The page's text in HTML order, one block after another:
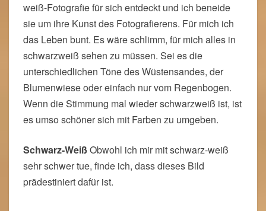
weiß-Fotografie für sich entdeckt und ich beneide
sie um ihre Kunst des Fotografierens. Für mich ich
das Leben bunt. Es wäre schlimm, für mich alles in
schwarzweiß sehen zu müssen. Sei es die
unterschiedlichen Töne des Wüstensandes, der
Blumenwiese oder einfach nur vom Regenbogen.
Wenn die Stimmung mal wieder schwarzweiß ist, ist
es umso schöner sich mit Farben zu umgeben.
Schwarz-WeißObwohl ich mir mit schwarz-weiß
sehr schwer tue, finde ich, dass dieses Bild
prädestiniert dafür ist.